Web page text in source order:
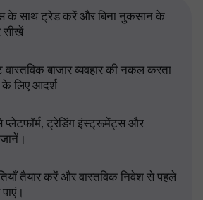
के साथ ट्रेड करें और बिना नुकसान के
सीखें
बाजार व्यवहार की नकल करता
लिए आदर्श
प्लेटफॉर्म, ट्रेडिंग इंस्ट्रूमेंट्स और
तैयार करें और वास्तविक निवेश से पहले